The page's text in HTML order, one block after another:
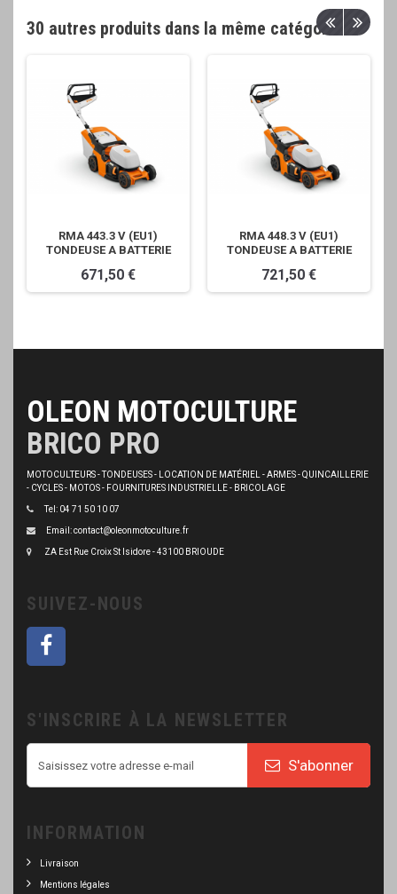
30 autres produits dans la même catégorie
RMA 443.3 V (EU1)
TONDEUSE A BATTERIE
671,50 €
RMA 448.3 V (EU1)
TONDEUSE A BATTERIE
721,50 €
OLEON MOTOCULTURE
BRICO PRO
MOTOCULTEURS - TONDEUSES - LOCATION DE MATÉRIEL - ARMES - QUINCAILLERIE
- CYCLES - MOTOS - FOURNITURES INDUSTRIELLE - BRICOLAGE
Tel: 04 71 50 10 07
Email: contact@oleonmotoculture.fr
ZA Est Rue Croix St Isidore - 43100 BRIOUDE
SUIVEZ-NOUS
S'INSCRIRE À LA NEWSLETTER
S'abonner
INFORMATION
Livraison
Mentions légales